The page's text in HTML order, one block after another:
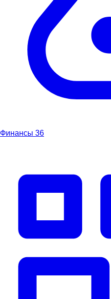
Финансы 36